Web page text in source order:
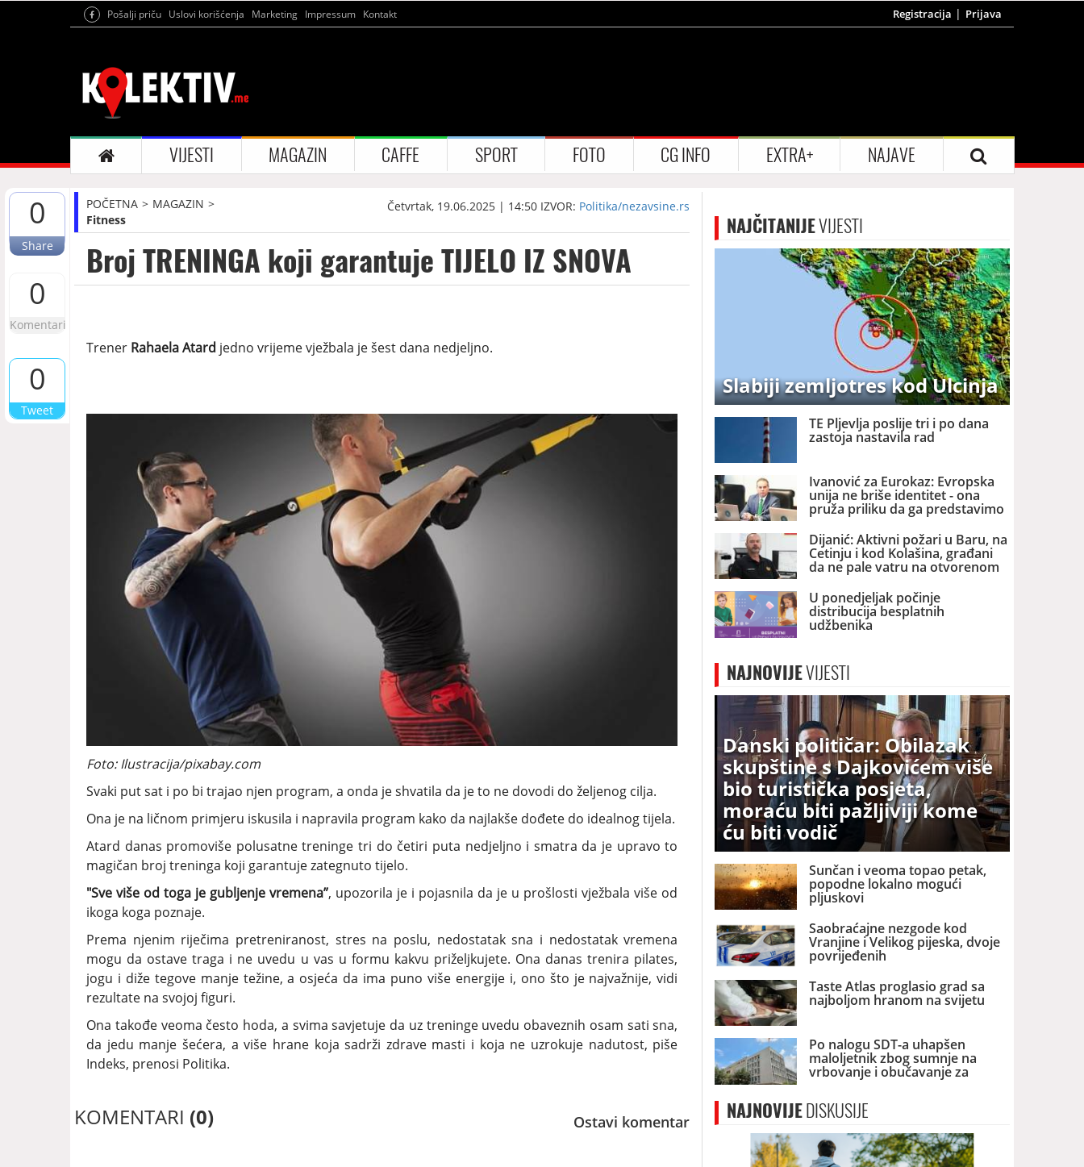
Pošalji priču Uslovi korišćenja Marketing Impressum Kontakt Registracija Prijava
VIJESTI MAGAZIN CAFFE SPORT FOTO CG INFO EXTRA+ NAJAVE
0
Share
0
Komentari
0
Tweet
POČETNA
MAGAZIN
Fitness
Četvrtak, 19.06.2025 | 14:50 IZVOR: Politika/nezavsine.rs
Broj TRENINGA koji garantuje TIJELO IZ SNOVA
Trener Rahaela Atard jedno vrijeme vježbala je šest dana nedjeljno.
Foto: Ilustracija/pixabay.com
Svaki put sat i po bi trajao njen program, a onda je shvatila da je to ne dovodi do željenog cilja.
Ona je na ličnom primjeru iskusila i napravila program kako da najlakše dođete do idealnog tijela.
Atard danas promoviše polusatne treninge tri do četiri puta nedjeljno i smatra da je upravo to
magičan broj treninga koji garantuje zategnuto tijelo.
"Sve više od toga je gubljenje vremena”, upozorila je i pojasnila da je u prošlosti vježbala više od
ikoga koga poznaje.
Prema njenim riječima pretreniranost, stres na poslu, nedostatak sna i nedostatak vremena
mogu da ostave traga i ne uvedu u vas u formu kakvu priželjkujete. Ona danas trenira pilates,
jogu i diže tegove manje težine, a osjeća da ima puno više energije i, ono što je najvažnije, vidi
rezultate na svojoj figuri.
Ona takođe veoma često hoda, a svima savjetuje da uz treninge uvedu obaveznih osam sati sna,
da jedu manje šećera, a više hrane koja sadrži zdrave masti i koja ne uzrokuje nadutost, piše
Indeks, prenosi Politika.
KOMENTARI (0) Ostavi komentar
NAJČITANIJEVIJESTI
Slabiji zemljotres kod Ulcinja
TE Pljevlja poslije tri i po dana
zastoja nastavila rad
Ivanović za Eurokaz: Evropska
unija ne briše identitet - ona
pruža priliku da ga predstavimo
Evropi i svijetu
Dijanić: Aktivni požari u Baru, na
Cetinju i kod Kolašina, građani
da ne pale vatru na otvorenom
U ponedjeljak počinje
distribucija besplatnih
udžbenika
NAJNOVIJEVIJESTI
Danski političar: Obilazak
skupštine s Dajkovićem više
bio turistička posjeta,
moraću biti pažljiviji kome
ću biti vodič
Sunčan i veoma topao petak,
popodne lokalno mogući
pljuskovi
Saobraćajne nezgode kod
Vranjine i Velikog pijeska, dvoje
povrijeđenih
Taste Atlas proglasio grad sa
najboljom hranom na svijetu
Po nalogu SDT-a uhapšen
maloljetnik zbog sumnje na
vrbovanje i obučavanje za
terorizam
NAJNOVIJEDISKUSIJE